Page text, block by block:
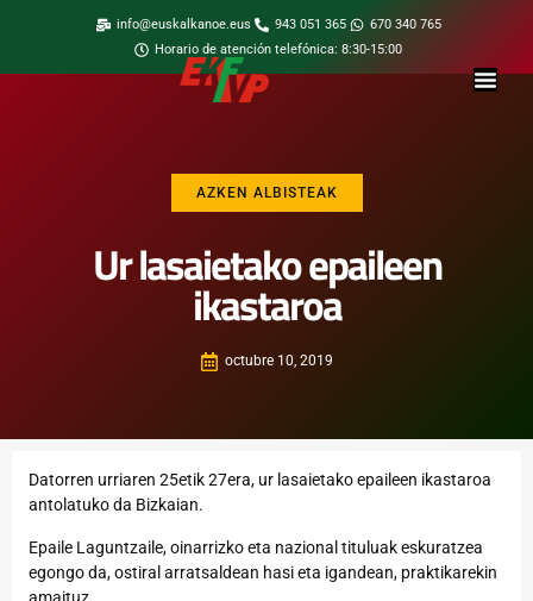
info@euskalkanoe.eus 943 051 365
670 340 765
Horario de atención telefónica: 8:30-15:00
AZKEN ALBISTEAK
Ur lasaietako epaileen
ikastaroa
octubre 10, 2019
Datorren urriaren 25etik 27era, ur lasaietako epaileen ikastaroa
antolatuko da Bizkaian.
Epaile Laguntzaile, oinarrizko eta nazional tituluak eskuratzea
egongo da, ostiral arratsaldean hasi eta igandean, praktikarekin
amaituz.